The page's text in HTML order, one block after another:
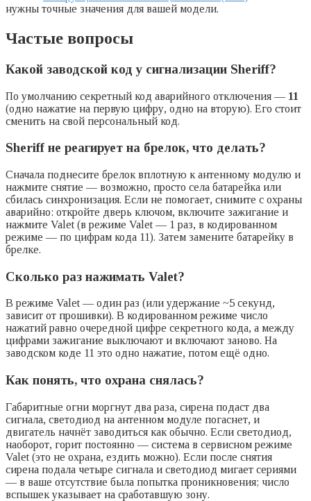
нужны точные значения для вашей модели.
Частые вопросы
Какой заводской код у сигнализации Sheriff?
По умолчанию секретный код аварийного отключения — 11
(одно нажатие на первую цифру, одно на вторую). Его стоит
сменить на свой персональный код.
Sheriff не реагирует на брелок, что делать?
Сначала поднесите брелок вплотную к антенному модулю и
нажмите снятие — возможно, просто села батарейка или
сбилась синхронизация. Если не помогает, снимите с охраны
аварийно: откройте дверь ключом, включите зажигание и
нажмите Valet (в режиме Valet — 1 раз, в кодированном
режиме — по цифрам кода 11). Затем замените батарейку в
брелке.
Сколько раз нажимать Valet?
В режиме Valet — один раз (или удержание ~5 секунд,
зависит от прошивки). В кодированном режиме число
нажатий равно очередной цифре секретного кода, а между
цифрами зажигание выключают и включают заново. На
заводском коде 11 это одно нажатие, потом ещё одно.
Как понять, что охрана снялась?
Габаритные огни моргнут два раза, сирена подаст два
сигнала, светодиод на антенном модуле погаснет, и
двигатель начнёт заводиться как обычно. Если светодиод,
наоборот, горит постоянно — система в сервисном режиме
Valet (это не охрана, ездить можно). Если после снятия
сирена подала четыре сигнала и светодиод мигает сериями
— в ваше отсутствие была попытка проникновения; число
вспышек указывает на сработавшую зону.